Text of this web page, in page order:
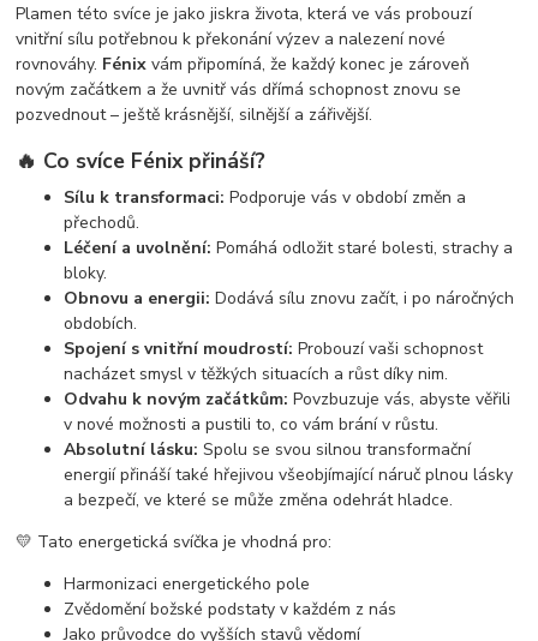
Plamen této svíce je jako jiskra života, která ve vás probouzí
vnitřní sílu potřebnou k překonání výzev a nalezení nové
rovnováhy. Fénix vám připomíná, že každý konec je zároveň
novým začátkem a že uvnitř vás dřímá schopnost znovu se
pozvednout – ještě krásnější, silnější a zářivější.
🔥 Co svíce Fénix přináší?
Sílu k transformaci: Podporuje vás v období změn a
přechodů.
Léčení a uvolnění: Pomáhá odložit staré bolesti, strachy a
bloky.
Obnovu a energii: Dodává sílu znovu začít, i po náročných
obdobích.
Spojení s vnitřní moudrostí: Probouzí vaši schopnost
nacházet smysl v těžkých situacích a růst díky nim.
Odvahu k novým začátkům: Povzbuzuje vás, abyste věřili
v nové možnosti a pustili to, co vám brání v růstu.
Absolutní lásku: Spolu se svou silnou transformační
energií přináší také hřejivou všeobjímající náruč plnou lásky
a bezpečí, ve které se může změna odehrát hladce.
💛 Tato energetická svíčka je vhodná pro:
Harmonizaci energetického pole
Zvědomění božské podstaty v každém z nás
Jako průvodce do vyšších stavů vědomí